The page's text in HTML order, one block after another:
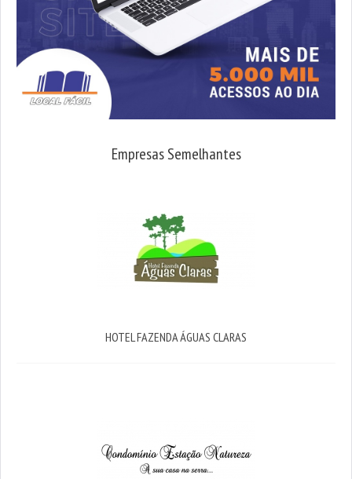
Empresas Semelhantes
HOTEL FAZENDA ÁGUAS CLARAS